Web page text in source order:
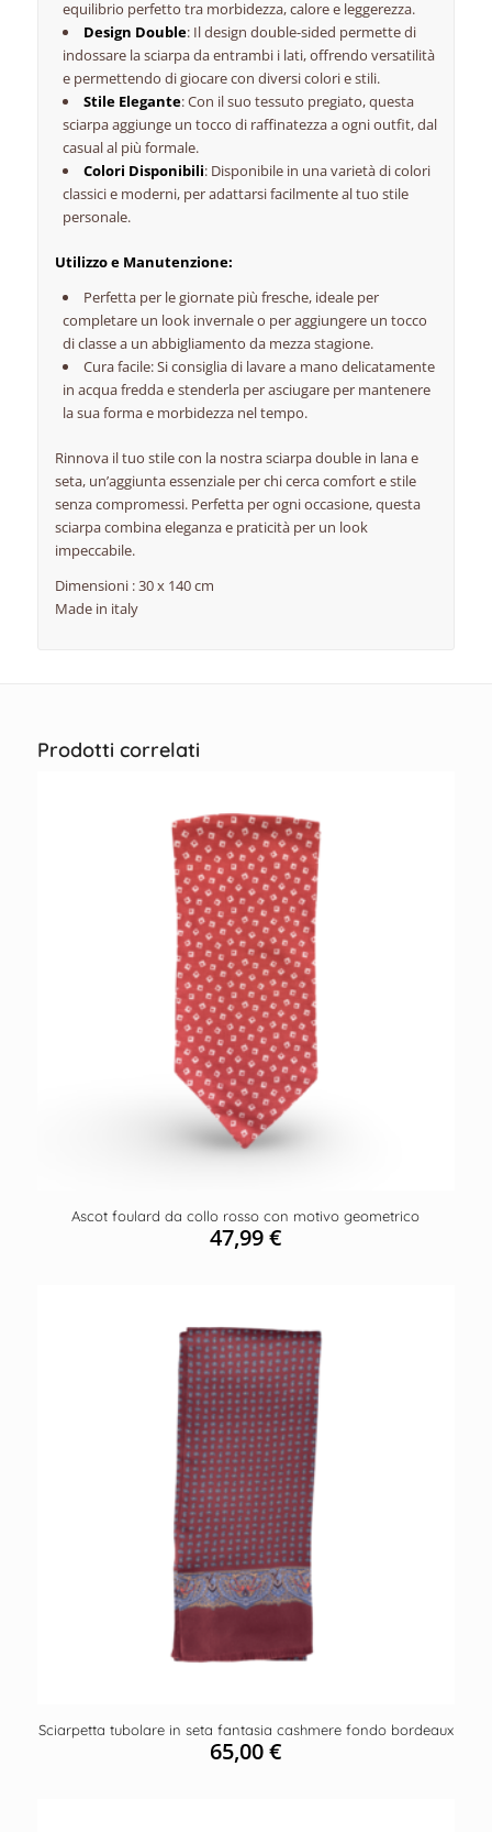
equilibrio perfetto tra morbidezza, calore e leggerezza.
Design Double: Il design double-sided permette di
indossare la sciarpa da entrambi i lati, offrendo versatilità
e permettendo di giocare con diversi colori e stili.
Stile Elegante: Con il suo tessuto pregiato, questa
sciarpa aggiunge un tocco di raffinatezza a ogni outfit, dal
casual al più formale.
Colori Disponibili: Disponibile in una varietà di colori
classici e moderni, per adattarsi facilmente al tuo stile
personale.
Utilizzo e Manutenzione:
Perfetta per le giornate più fresche, ideale per
completare un look invernale o per aggiungere un tocco
di classe a un abbigliamento da mezza stagione.
Cura facile: Si consiglia di lavare a mano delicatamente
in acqua fredda e stenderla per asciugare per mantenere
la sua forma e morbidezza nel tempo.
Rinnova il tuo stile con la nostra sciarpa double in lana e
seta, un’aggiunta essenziale per chi cerca comfort e stile
senza compromessi. Perfetta per ogni occasione, questa
sciarpa combina eleganza e praticità per un look
impeccabile.
Dimensioni : 30 x 140 cm
Made in italy
Prodotti correlati
Ascot foulard da collo rosso con motivo geometrico
47,99€
Sciarpetta tubolare in seta fantasia cashmere fondo bordeaux
65,00€